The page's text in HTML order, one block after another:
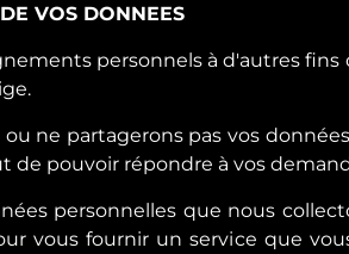
VOS DONNEES
personnels à d'autres fins
ne partagerons pas vos
de pouvoir répondre à vos
personnelles que nous
vous fournir un service que